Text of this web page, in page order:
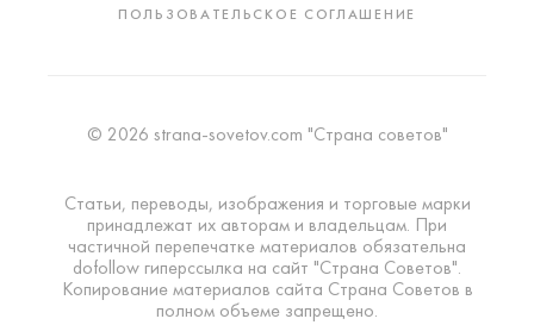
ПОЛЬЗОВАТЕЛЬСКОЕ СОГЛАШЕНИЕ
© 2026 strana-sovetov.com "Страна советов"
Статьи, переводы, изображения и торговые марки
принадлежат их авторам и владельцам. При
частичной перепечатке материалов обязательна
dofollow гиперссылка на сайт "Страна Советов".
Копирование материалов сайта Страна Советов в
полном объеме запрещено.